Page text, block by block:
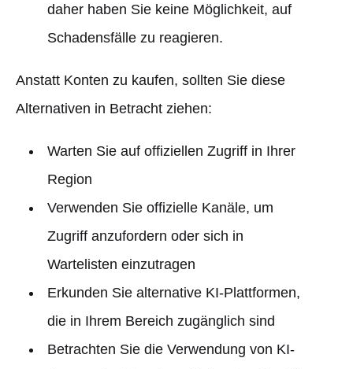
daher haben Sie keine Möglichkeit, auf
Schadensfälle zu reagieren.
Anstatt Konten zu kaufen, sollten Sie diese
Alternativen in Betracht ziehen:
Warten Sie auf offiziellen Zugriff in Ihrer
Region
Verwenden Sie offizielle Kanäle, um
Zugriff anzufordern oder sich in
Wartelisten einzutragen
Erkunden Sie alternative KI-Plattformen,
die in Ihrem Bereich zugänglich sind
Betrachten Sie die Verwendung von KI-